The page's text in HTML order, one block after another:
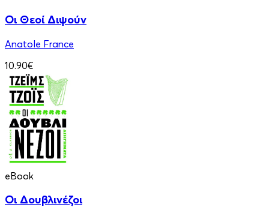
Οι Θεοί Διψούν
Anatole France
10.90€
eBook
Οι Δουβλινέζοι